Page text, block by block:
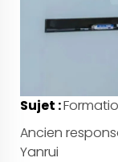
Sujet :
Ancien
Yanrui